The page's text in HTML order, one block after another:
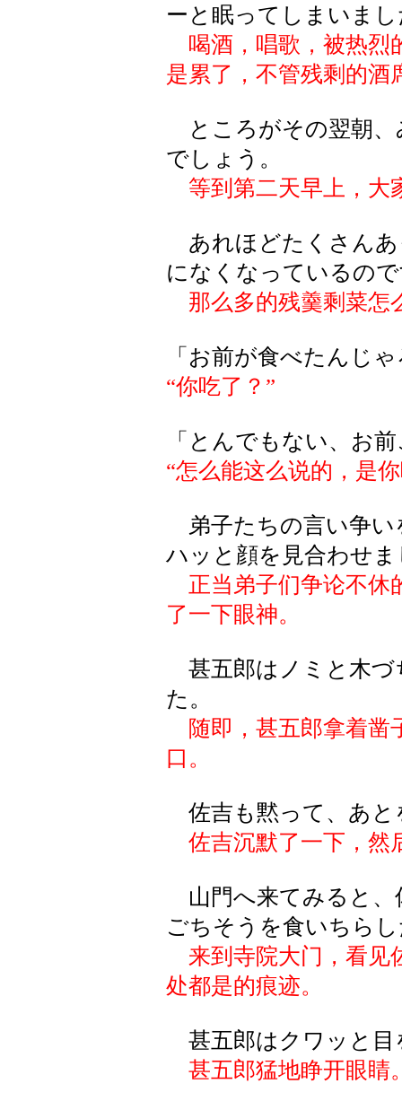
ーと眠ってしまいま
喝酒，唱歌，被热烈
是累了，不管残剩的酒
ところがその翌朝、
でしょう。
等到第二天早上，大
あれほどたくさんあ
になくなっているの
那么多的残羹剩菜怎
「お前が食べたんじ
“你吃了？”
「とんでもない、お
“怎么能这么说的，是
弟子たちの言い争い
ハッと顔を見合わせ
正当弟子们争论不休
了一下眼神。
甚五郎はノミと木づ
た。
随即，甚五郎拿着凿
口。
佐吉も黙って、あと
佐吉沉默了一下，然
山門へ来てみると、
ごちそうを食いちら
来到寺院大门，看见
处都是的痕迹。
甚五郎はクワッと目
甚五郎猛地睁开眼睛